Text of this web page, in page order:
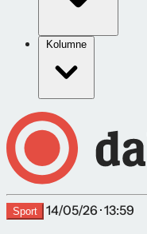
Kolumne
Sport 14/05/26 · 13:59